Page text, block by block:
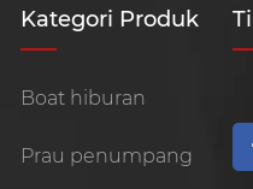
Kategori Produk
Boat hiburan
Prau penumpang